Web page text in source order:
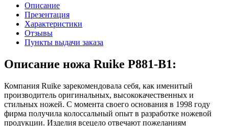
Описание
Презентация
Характеристики
Отзывы
Пункты выдачи заказа
Описание ножа Ruike P881-B1:
Компания Ruike зарекомендовала себя, как именитый
производитель оригинальных, высококачественных и
стильных ножей. С момента своего основания в 1998 году
фирма получила колоссальный опыт в разработке ножевой
продукции. Изделия всецело отвечают пожеланиям